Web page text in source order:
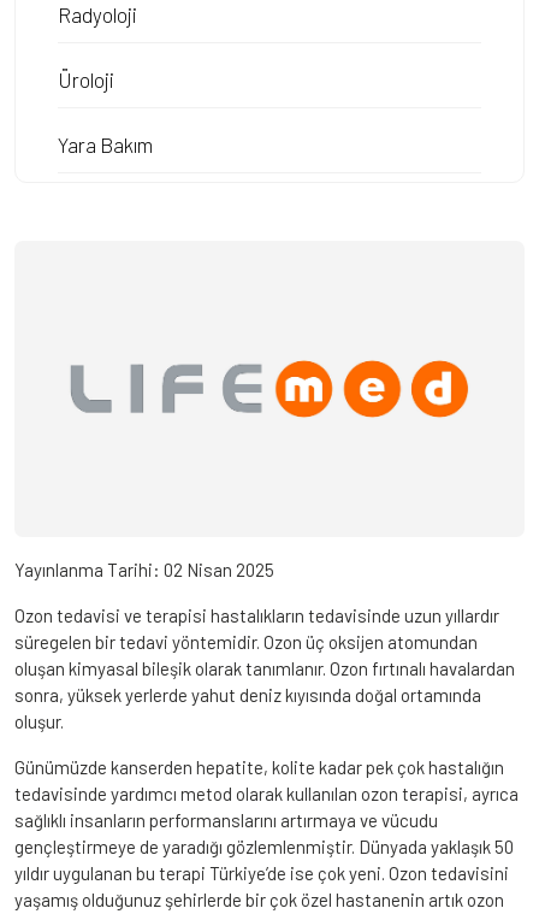
Radyoloji
Üroloji
Yara Bakım
Yayınlanma Tarihi: 02 Nisan 2025
Ozon tedavisi ve terapisi hastalıkların tedavisinde uzun yıllardır
süregelen bir tedavi yöntemidir. Ozon üç oksijen atomundan
oluşan kimyasal bileşik olarak tanımlanır. Ozon fırtınalı havalardan
sonra, yüksek yerlerde yahut deniz kıyısında doğal ortamında
oluşur.
Günümüzde kanserden hepatite, kolite kadar pek çok hastalığın
tedavisinde yardımcı metod olarak kullanılan ozon terapisi, ayrıca
sağlıklı insanların performanslarını artırmaya ve vücudu
gençleştirmeye de yaradığı gözlemlenmiştir. Dünyada yaklaşık 50
yıldır uygulanan bu terapi Türkiye’de ise çok yeni. Ozon tedavisini
yaşamış olduğunuz şehirlerde bir çok özel hastanenin artık ozon